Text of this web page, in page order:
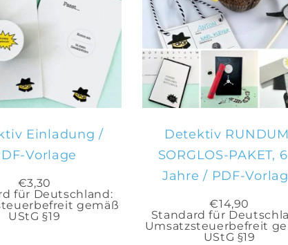
IN DEN
WARENKORB
Einladung /
Vorlage
€3,30
für Deutschland:
gemäß
UStG §19
IN DEN
WARENKORB
Detektiv
SORGLOS-PAKET,
Jahre / PDF-
€14,90
Standard für
Umsatzsteuerbefreit
UStG §19